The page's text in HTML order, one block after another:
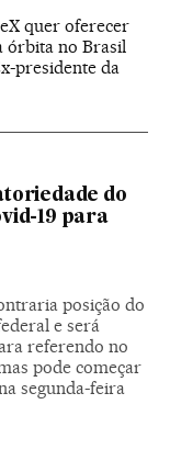
quer oferecer
órbita no Brasil
presidente da
do
19 para
posição do
e será
referendo no
pode começar
segunda-feira